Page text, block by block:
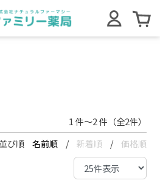
1 件～2 件（全2件）
び順 名前順 / 新着順 / 価格順